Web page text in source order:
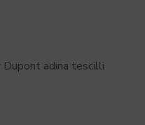
adına tescilli